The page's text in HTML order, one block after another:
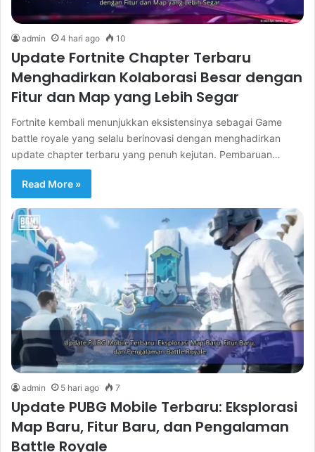
admin 4 hari ago 10
Update Fortnite Chapter Terbaru
Menghadirkan Kolaborasi Besar dengan
Fitur dan Map yang Lebih Segar
Fortnite kembali menunjukkan eksistensinya sebagai Game
battle royale yang selalu berinovasi dengan menghadirkan
update chapter terbaru yang penuh kejutan. Pembaruan…
Read More »
admin 5 hari ago 7
Update PUBG Mobile Terbaru: Eksplorasi
Map Baru, Fitur Baru, dan Pengalaman
Battle Royale